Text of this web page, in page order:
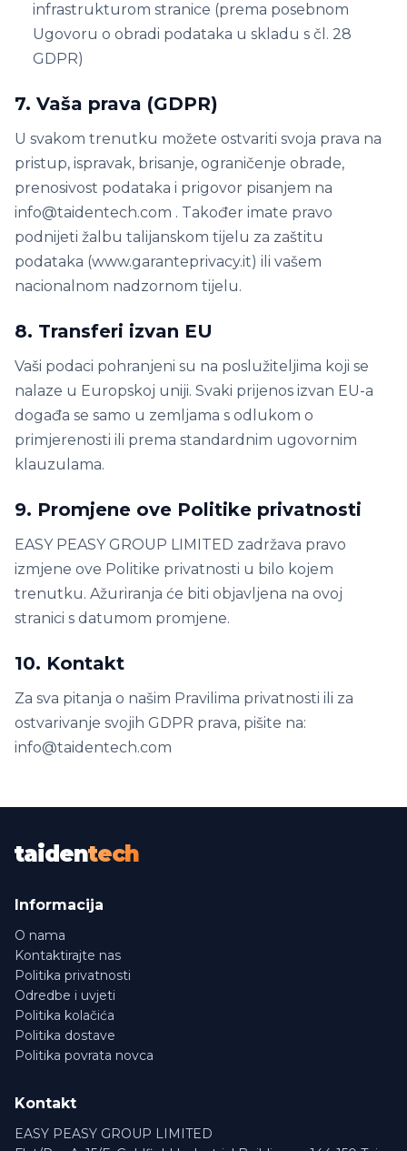
infrastrukturom stranice (prema posebnom
Ugovoru o obradi podataka u skladu s čl. 28
GDPR)
7. Vaša prava (GDPR)
U svakom trenutku možete ostvariti svoja prava na
pristup, ispravak, brisanje, ograničenje obrade,
prenosivost podataka i prigovor pisanjem na
info@taidentech.com . Također imate pravo
podnijeti žalbu talijanskom tijelu za zaštitu
podataka (www.garanteprivacy.it) ili vašem
nacionalnom nadzornom tijelu.
8. Transferi izvan EU
Vaši podaci pohranjeni su na poslužiteljima koji se
nalaze u Europskoj uniji. Svaki prijenos izvan EU-a
događa se samo u zemljama s odlukom o
primjerenosti ili prema standardnim ugovornim
klauzulama.
9. Promjene ove Politike privatnosti
EASY PEASY GROUP LIMITED zadržava pravo
izmjene ove Politike privatnosti u bilo kojem
trenutku. Ažuriranja će biti objavljena na ovoj
stranici s datumom promjene.
10. Kontakt
Za sva pitanja o našim Pravilima privatnosti ili za
ostvarivanje svojih GDPR prava, pišite na:
info@taidentech.com
taidentech
Informacija
O nama
Kontaktirajte nas
Politika privatnosti
Odredbe i uvjeti
Politika kolačića
Politika dostave
Politika povrata novca
Kontakt
EASY PEASY GROUP LIMITED